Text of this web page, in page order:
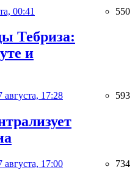
00:41 550
Тебриза:
и
августа, 17:28 593
августа, 17:00 734